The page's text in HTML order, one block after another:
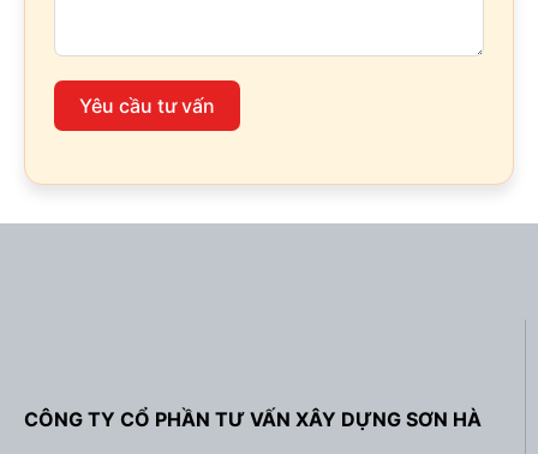
Yêu cầu tư vấn
CÔNG TY CỔ PHẦN TƯ VẤN XÂY DỰNG SƠN HÀ